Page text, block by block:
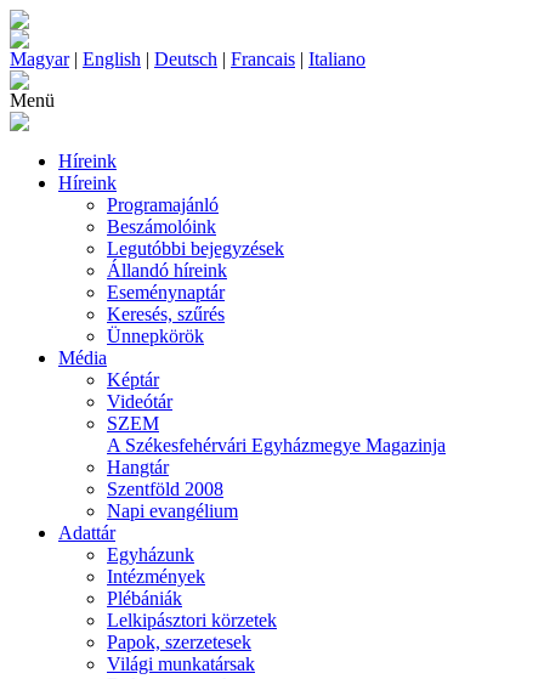
Magyar| English | Deutsch | Francais | Italiano
Menü
Híreink
Híreink
Programajánló
Beszámolóink
Legutóbbi bejegyzések
Állandó híreink
Eseménynaptár
Keresés, szűrés
Ünnepkörök
Média
Képtár
Videótár
SZEM
A Székesfehérvári Egyházmegye Magazinja
Hangtár
Szentföld 2008
Napi evangélium
Adattár
Egyházunk
Intézmények
Plébániák
Lelkipásztori körzetek
Papok, szerzetesek
Világi munkatársak